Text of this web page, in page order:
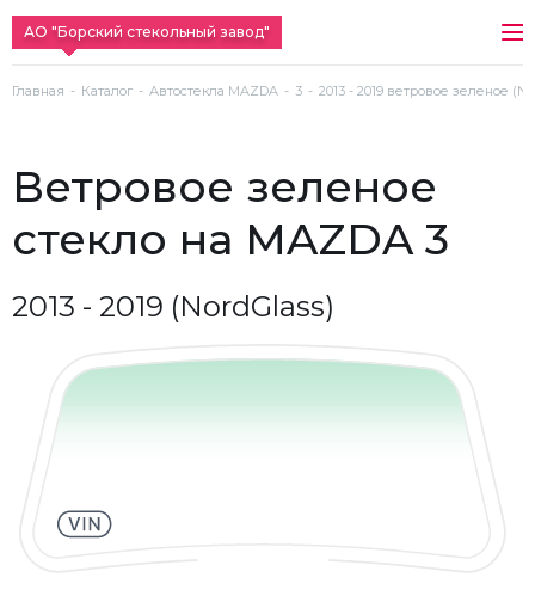
АО "Борский стекольный завод"
Главная Каталог Автостекла MAZDA 3 2013 - 2019 ветровое зеленое
ветровое зеленое
стекло на MAZDA 3
2013 - 2019 (NordGlass)